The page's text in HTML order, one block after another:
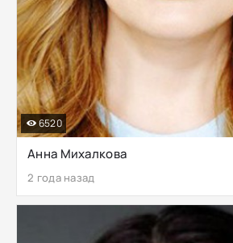
Анна Михалкова
2 года назад
6520